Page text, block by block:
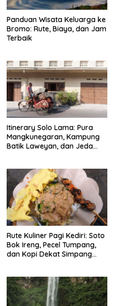
Panduan Wisata Keluarga ke
Bromo: Rute, Biaya, dan Jam
Terbaik
Itinerary Solo Lama: Pura
Mangkunegaran, Kampung
Batik Laweyan, dan Jeda
Rute Kuliner Pagi Kediri: Soto
Bok Ireng, Pecel Tumpang,
dan Kopi Dekat Simpang